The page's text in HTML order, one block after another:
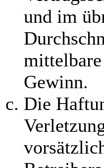
und im
mittelbare
Gewinn.
Die